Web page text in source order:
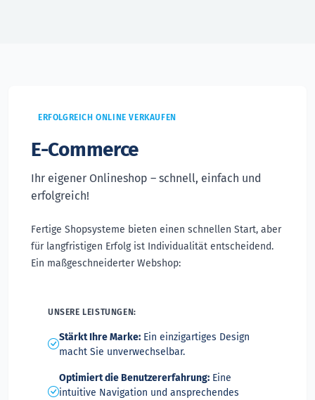
ERFOLGREICH ONLINE VERKAUFEN
E-Commerce
Ihr eigener Onlineshop – schnell, einfach und
erfolgreich!
Fertige Shopsysteme bieten einen schnellen Start, aber
für langfristigen Erfolg ist Individualität entscheidend.
Ein maßgeschneiderter Webshop:
UNSERE LEISTUNGEN:
Stärkt Ihre Marke: Ein einzigartiges Design
macht Sie unverwechselbar.
Optimiert die Benutzererfahrung: Eine
intuitive Navigation und ansprechendes